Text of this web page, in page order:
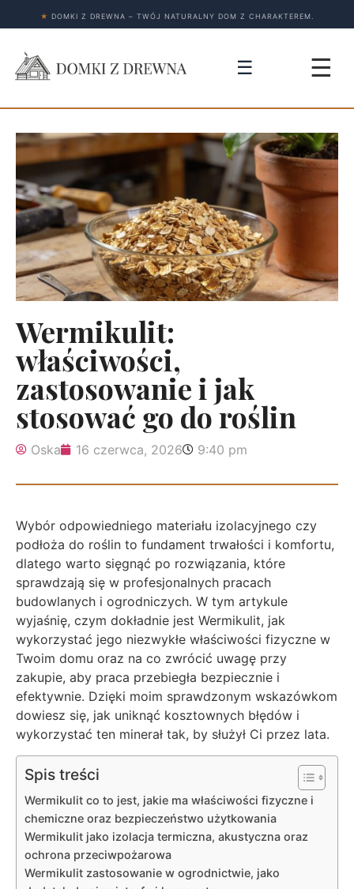
★ DOMKI Z DREWNA – TWÓJ NATURALNY DOM Z CHARAKTEREM.
☰ ☰
Wermikulit:
właściwości,
zastosowanie i jak
stosować go do roślin
Oska 16 czerwca, 2026 9:40 pm
Wybór odpowiedniego materiału izolacyjnego czy
podłoża do roślin to fundament trwałości i komfortu,
dlatego warto sięgnąć po rozwiązania, które
sprawdzają się w profesjonalnych pracach
budowlanych i ogrodniczych. W tym artykule
wyjaśnię, czym dokładnie jest Wermikulit, jak
wykorzystać jego niezwykłe właściwości fizyczne w
Twoim domu oraz na co zwrócić uwagę przy
zakupie, aby praca przebiegła bezpiecznie i
efektywnie. Dzięki moim sprawdzonym wskazówkom
dowiesz się, jak uniknąć kosztownych błędów i
wykorzystać ten minerał tak, by służył Ci przez lata.
Spis treści
Wermikulit co to jest, jakie ma właściwości fizyczne i
chemiczne oraz bezpieczeństwo użytkowania
Wermikulit jako izolacja termiczna, akustyczna oraz
ochrona przeciwpożarowa
Wermikulit zastosowanie w ogrodnictwie, jako